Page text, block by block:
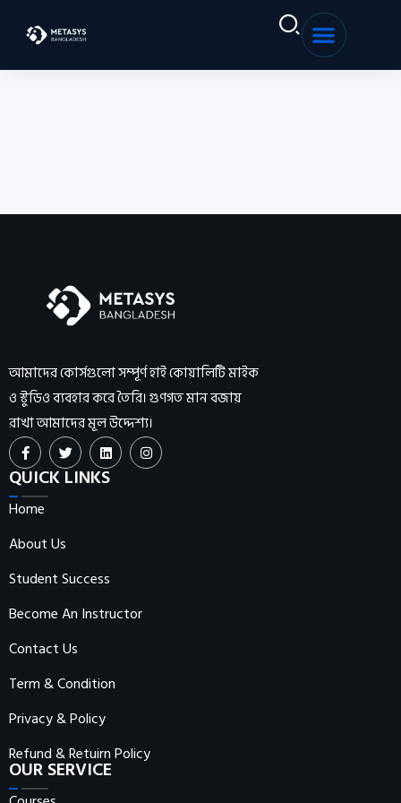
আমাদের কোর্সগুলো সম্পূর্ণ হাই কোয়ালিটি মাইক
ও স্টুডিও ব্যবহার করে তৈরি। গুণগত মান বজায়
রাখা আমাদের মূল উদ্দেশ্য।
QUICK LINKS
Home
About Us
Student Success
Become An Instructor
Contact Us
Term & Condition
Privacy & Policy
Refund & Retuirn Policy
OUR SERVICE
Remember me